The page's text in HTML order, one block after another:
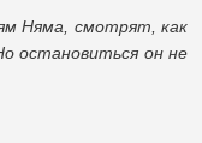
Няма, смотрят, как
остановиться он не